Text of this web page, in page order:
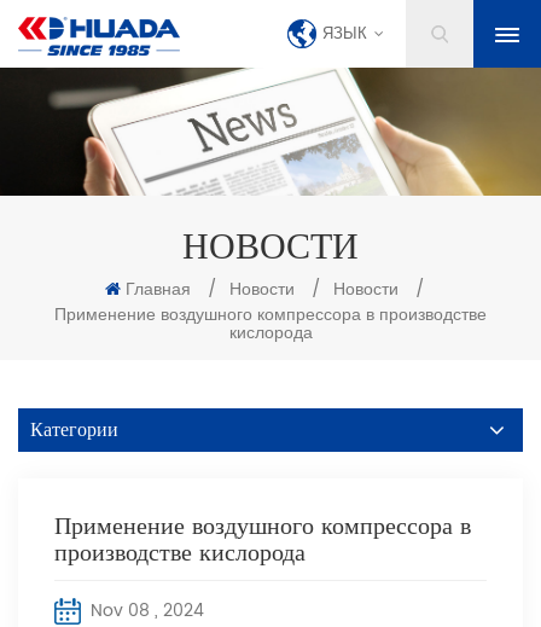
ЯЗЫК
НОВОСТИ
Главная / Новости / Новости
/
Применение воздушного компрессора в производстве
кислорода
Категории
Применение воздушного компрессора в
производстве кислорода
Nov 08 , 2024